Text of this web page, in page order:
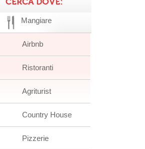
Mangiare
Airbnb
Ristoranti
Agriturist
Country House
Pizzerie